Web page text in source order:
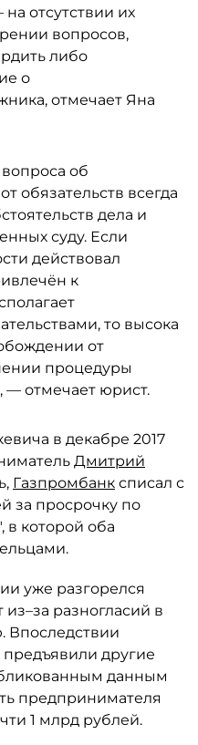
отсутствии их
вопросов,
либо
о
отмечает Яна
об
обязательств всегда
дела и
суду. Если
действовал
к
то высока
от
процедуры
— отмечает юрист.
в декабре 2017
Дмитрий
Газпромбанк списал с
за просрочку по
в которой оба
уже разгорелся
разногласий в
Впоследствии
другие
данным
предпринимателя
1 млрд рублей.